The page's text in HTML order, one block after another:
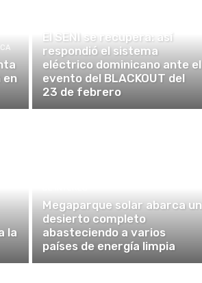
en
El SENI se recupera: así
respondió el sistema
eléctrico dominicano ante el
evento del BLACKOUT del
23 de febrero
la
Megaparque solar abarca un
desierto completo
abasteciendo a varios
países de energía limpia